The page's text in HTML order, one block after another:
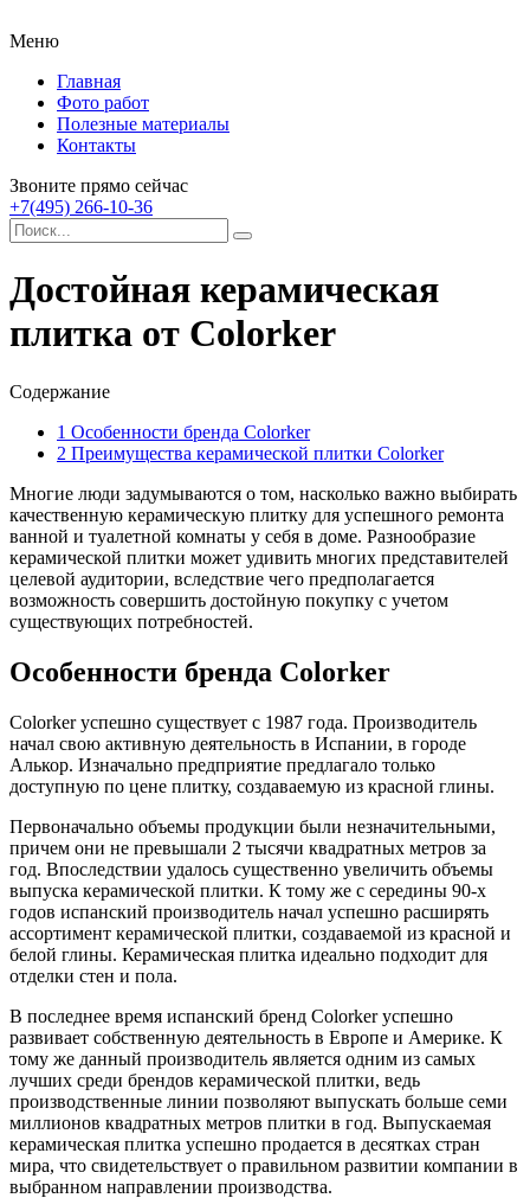
Меню
Главная
Фото работ
Полезные материалы
Контакты
Звоните прямо сейчас
+7(495) 266-10-36
Достойная керамическая
плитка от Colorker
Содержание
1 Особенности бренда Colorker
2 Преимущества керамической плитки Colorker
Многие люди задумываются о том, насколько важно выбирать
качественную керамическую плитку для успешного ремонта
ванной и туалетной комнаты у себя в доме. Разнообразие
керамической плитки может удивить многих представителей
целевой аудитории, вследствие чего предполагается
возможность совершить достойную покупку с учетом
существующих потребностей.
Особенности бренда Colorker
Colorker успешно существует с 1987 года. Производитель
начал свою активную деятельность в Испании, в городе
Алькор. Изначально предприятие предлагало только
доступную по цене плитку, создаваемую из красной глины.
Первоначально объемы продукции были незначительными,
причем они не превышали 2 тысячи квадратных метров за
год. Впоследствии удалось существенно увеличить объемы
выпуска керамической плитки. К тому же с середины 90-х
годов испанский производитель начал успешно расширять
ассортимент керамической плитки, создаваемой из красной и
белой глины. Керамическая плитка идеально подходит для
отделки стен и пола.
В последнее время испанский бренд Colorker успешно
развивает собственную деятельность в Европе и Америке. К
тому же данный производитель является одним из самых
лучших среди брендов керамической плитки, ведь
производственные линии позволяют выпускать больше семи
миллионов квадратных метров плитки в год. Выпускаемая
керамическая плитка успешно продается в десятках стран
мира, что свидетельствует о правильном развитии компании в
выбранном направлении производства.